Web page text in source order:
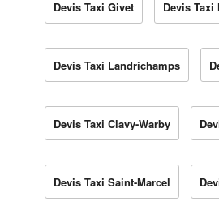
Devis Taxi Givet Devis Taxi
Devis Taxi Landrichamps
Devis Taxi Clavy-Warby
Devis Taxi Saint-Marcel